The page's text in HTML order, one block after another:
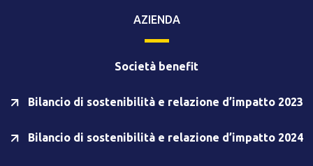
AZIENDA
Società benefit
Bilancio di sostenibilità e relazione d’impatto 2023
Bilancio di sostenibilità e relazione d’impatto 2024